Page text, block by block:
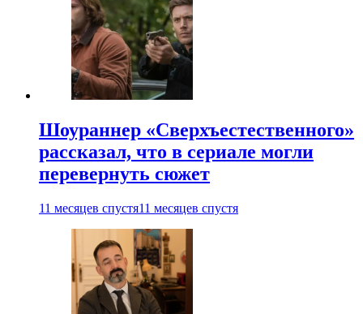
Шоураннер «Сверхъестественного»
рассказал, что в сериале могли
перевернуть сюжет
11 месяцев спустя11 месяцев спустя